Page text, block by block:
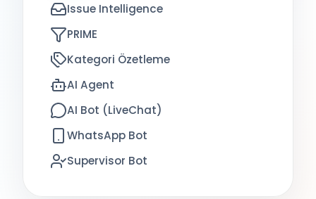
Issue Intelligence
PRIME
Kategori Özetleme
AI Agent
AI Bot (LiveChat)
WhatsApp Bot
Supervisor Bot